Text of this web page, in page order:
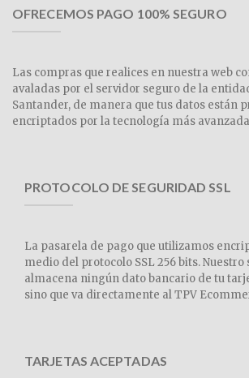
OFRECEMOS PAGO 100% SEGURO
Las compras que realices en nuestra web
avaladas por el servidor seguro de la
Santander, de manera que tus datos están
encriptados por la tecnología más
PROTOCOLO DE SEGURIDAD SSL
La pasarela de pago que utilizamos
medio del protocolo SSL 256 bits.
almacena ningún dato bancario de tu
sino que va directamente al TPV
TARJETAS ACEPTADAS